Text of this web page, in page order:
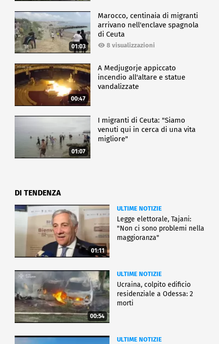
01:03
Marocco, centinaia di migranti
arrivano nell'enclave spagnola
di Ceuta
8 visualizzazioni
00:47
A Medjugorje appiccato
incendio all'altare e statue
vandalizzate
01:07
I migranti di Ceuta: "Siamo
venuti qui in cerca di una vita
migliore"
DI TENDENZA
01:11
ULTIME NOTIZIE
Legge elettorale, Tajani:
"Non ci sono problemi nella
maggioranza"
00:54
ULTIME NOTIZIE
Ucraina, colpito edificio
residenziale a Odessa: 2
morti
ULTIME NOTIZIE